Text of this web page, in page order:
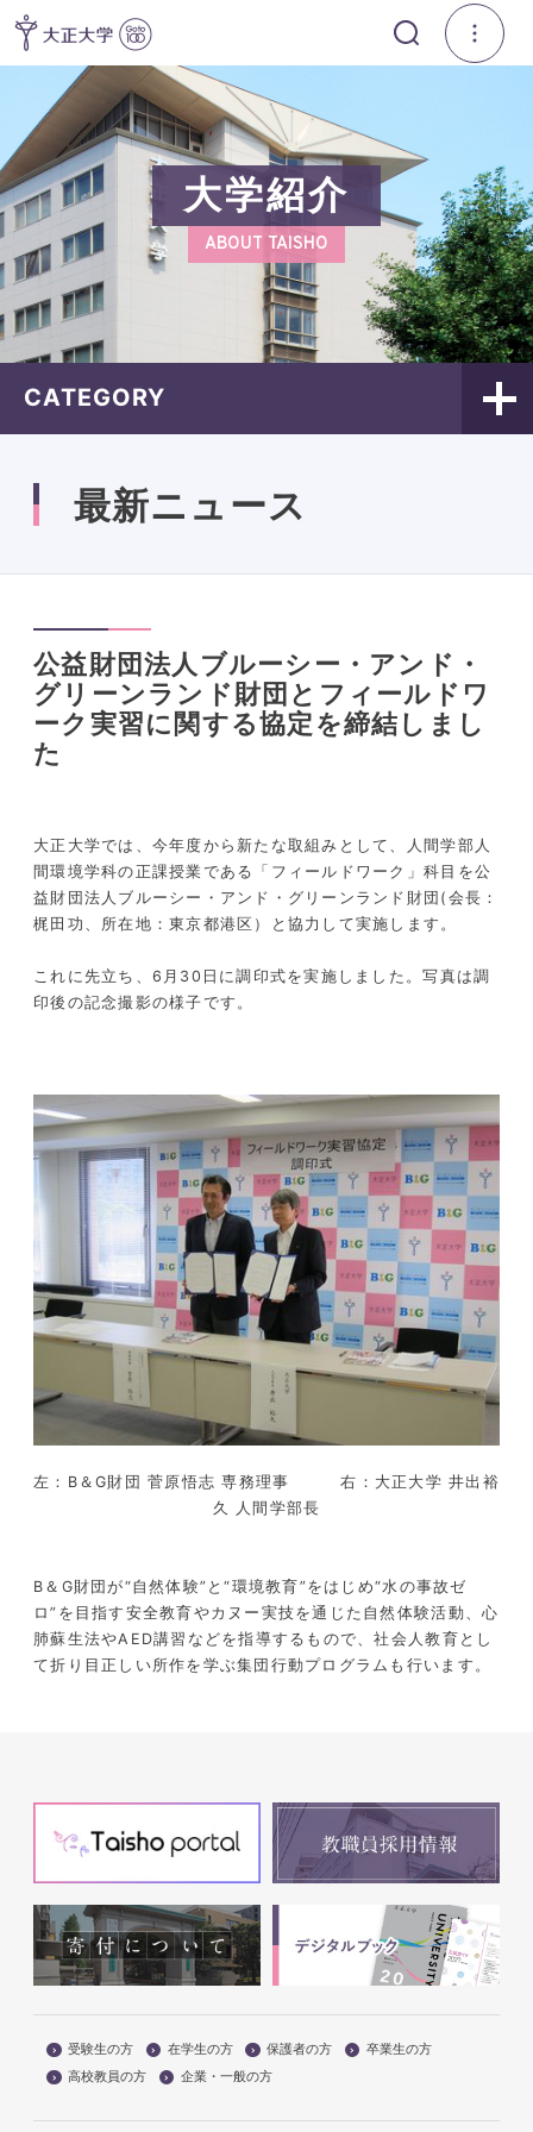
大学紹介
ABOUT TAISHO
CATEGORY
最新ニュース
公益財団法人ブルーシー・アンド・
グリーンランド財団とフィールドワ
ーク実習に関する協定を締結しまし
た
大正大学では、今年度から新たな取組みとして、人間学部人
間環境学科の正課授業である「フィールドワーク」科目を公
益財団法人ブルーシー・アンド・グリーンランド財団(会長：
梶田功、所在地：東京都港区）と協力して実施します。
これに先立ち、6月30日に調印式を実施しました。写真は調
印後の記念撮影の様子です。
左：B＆G財団 菅原悟志 専務理事 右：大正大学 井出裕
久 人間学部長
B＆G財団が“自然体験”と“環境教育”をはじめ“水の事故ゼ
ロ”を目指す安全教育やカヌー実技を通じた自然体験活動、心
肺蘇生法やAED講習などを指導するもので、社会人教育とし
て折り目正しい所作を学ぶ集団行動プログラムも行います。
受験生の方 在学生の方 保護者の方
卒業生の方
高校教員の方
企業・一般の方